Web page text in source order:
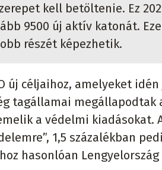
kell betöltenie. Ez
9500 új aktív katonát.
részét képezhetik.
új céljaihoz, amelyeket
tagállamai megállapodtak
a védelmi kiadásokat.
1,5 százalékban
hasonlóan